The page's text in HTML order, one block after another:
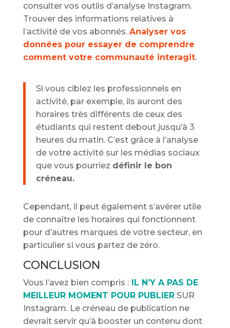
consulter vos outils d’analyse Instagram.
Trouver des informations relatives à
l’activité de vos abonnés. Analyser vos
données pour essayer de comprendre
comment votre communauté interagit.
Si vous ciblez les professionnels en
activité, par exemple, ils auront des
horaires très différents de ceux des
étudiants qui restent debout jusqu’à 3
heures du matin. C’est grâce à l’analyse
de votre activité sur les médias sociaux
que vous pourriez définir le bon
créneau.
Cependant, il peut également s’avérer utile
de connaître les horaires qui fonctionnent
pour d’autres marques de votre secteur, en
particulier si vous partez de zéro.
CONCLUSION
Vous l’avez bien compris :IL N’Y A PAS DE
MEILLEUR MOMENT POUR PUBLIERSUR
Instagram. Le créneau de publication ne
devrait servir qu’à booster un contenu dont